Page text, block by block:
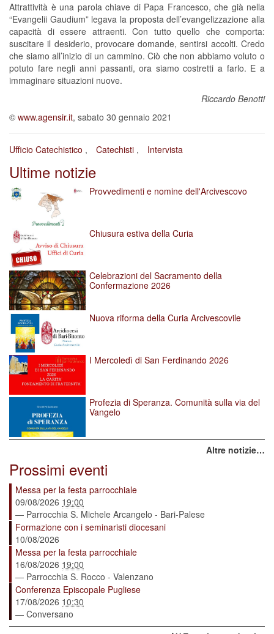
Attrattività è una parola chiave di Papa Francesco, che già nella
“Evangelii Gaudium” legava la proposta dell’evangelizzazione alla
capacità di essere attraenti. Con tutto quello che comporta:
suscitare il desiderio, provocare domande, sentirsi accolti. Credo
che siamo all’inizio di un cammino. Ciò che non abbiamo voluto o
potuto fare negli anni passanti, ora siamo costretti a farlo. E a
immaginare situazioni nuove.
Riccardo Benotti
© www.agensir.it, sabato 30 gennaio 2021
Ufficio Catechistico Catechisti Intervista
Ultime notizie
Provvedimenti e nomine dell'Arcivescovo
Chiusura estiva della Curia
Celebrazioni del Sacramento della
Confermazione 2026
Nuova riforma della Curia Arcivescovile
I Mercoledì di San Ferdinando 2026
Profezia di Speranza. Comunità sulla via del
Vangelo
Altre notizie…
Prossimi eventi
Messa per la festa parrocchiale
09/08/2026 19:00
— Parrocchia S. Michele Arcangelo - Bari-Palese
Formazione con i seminaristi diocesani
10/08/2026
Messa per la festa parrocchiale
16/08/2026 19:00
— Parrocchia S. Rocco - Valenzano
Conferenza Episcopale Pugliese
17/08/2026 10:30
— Conversano